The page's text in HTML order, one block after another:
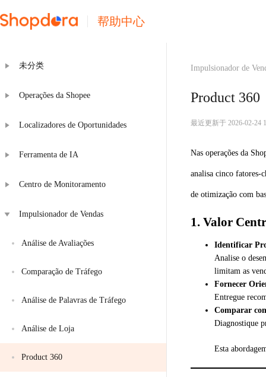
帮助中心
未分类
Operações da Shopee
Localizadores de Oportunidades
Ferramenta de IA
Centro de Monitoramento
Impulsionador de Vendas
Análise de Avaliações
Comparação de Tráfego
Análise de Palavras de Tráfego
Análise de Loja
Product 360
Impulsionador de
Product 360
最近更新于 2026-02-24
Nas operações da
analisa cinco fatores-
de otimização com
1. Valor
Identificar
Analise o
limitam as
Fornecer
Entregue
Comparar
Diagnostique
Esta